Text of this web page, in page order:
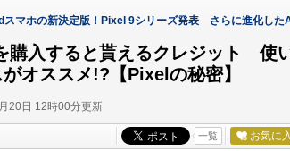
マホの新決定版！Pixel 9シリーズ発表 さらに進化した
購入すると貰えるクレジット 使
オススメ!?【Pixelの秘密】
20日 12時00分更新
一覧 お気に